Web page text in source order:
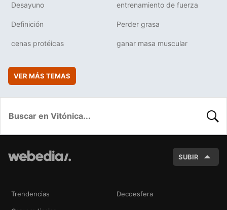
Desayuno entrenamiento de fuerza
Definición Perder grasa
cenas protéicas ganar masa muscular
VER MÁS TEMAS
SUBIR
Trendencias Decoesfera